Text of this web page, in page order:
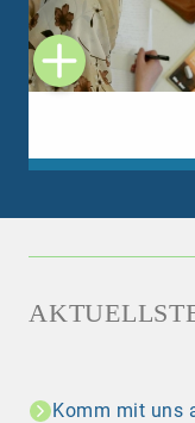
Komm mit uns